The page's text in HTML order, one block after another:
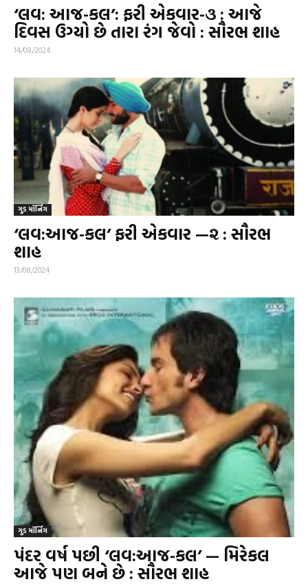
‘લવ: આજ-કલ’: ફરી એકવાર-૩ : આજે
દિવસ ઉગ્યો છે તારા રંગ જેવો : સૌરભ શાહ
14/08/2024
ગુડ મૉર્નિંગ
‘લવ:આજ-કલ’ ફરી એકવાર —૨ : સૌરભ
શાહ
13/08/2024
ગુડ મૉર્નિંગ
પંદર વર્ષ પછી ‘લવ:આજ-કલ’ — મિરેકલ
આજે પણ બને છે : સૌરભ શાહ